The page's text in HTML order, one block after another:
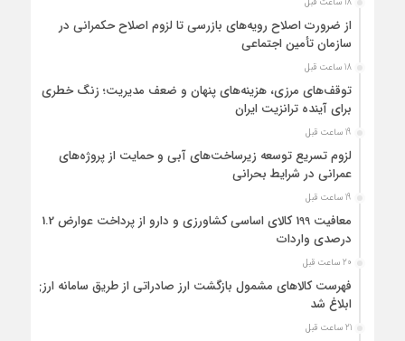
بالادستی و سیاست‌های رسمی کشور تاکید می‌کند که مسیر حقوقی حرکت
به‌سوی نظام ارزی باثبات و شفاف، به‌روشنی ترسیم شده و چالش‌های موجود
بیش از آنکه ناشی از خلاء قانونی باشد، به حوزه اجرا و میزان پاسخ‌گویی
دستگاه‌های اجرایی بازمی‌گردد.
از ضرورت اصلاح رویه‌های بازرسی تا لزوم اصلاح حکمرانی در
سازمان تأمین اجتماعی
18 ساعت قبل
توقف‌های مرزی، هزینه‌های پنهان و ضعف مدیریت؛ زنگ خطری
برای آینده ترانزیت ایران
19 ساعت قبل
لزوم تسریع توسعه زیرساخت‌های آبی و حمایت از پروژه‌های
عمرانی در شرایط بحرانی
19 ساعت قبل
معافیت 199 کالای اساسی کشاورزی و دارو از پرداخت عوارض 1.2
درصدی واردات
20 ساعت قبل
فهرست کالاهای مشمول بازگشت ارز صادراتی از طریق سامانه ارزی
ابلاغ شد
21 ساعت قبل